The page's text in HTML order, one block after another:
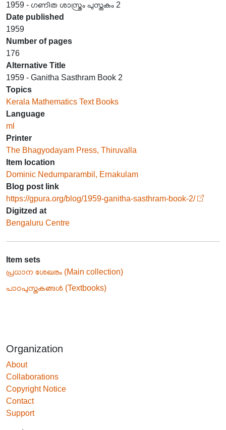
1959 - ഗണിത ശാസ്ത്രം പുസ്തകം 2
Date published
1959
Number of pages
176
Alternative Title
1959 - Ganitha Sasthram Book 2
Topics
Kerala Mathematics Text Books
Language
ml
Printer
The Bhagyodayam Press, Thiruvalla
Item location
Dominic Nedumparambil, Ernakulam
Blog post link
https://gpura.org/blog/1959-ganitha-sasthram-book-2/
Digitzed at
Bengaluru Centre
Item sets
പ്രധാന ശേഖരം (Main collection)
പാഠപുസ്തകങ്ങൾ (Textbooks)
Organization
About
Collaborations
Copyright Notice
Contact
Support